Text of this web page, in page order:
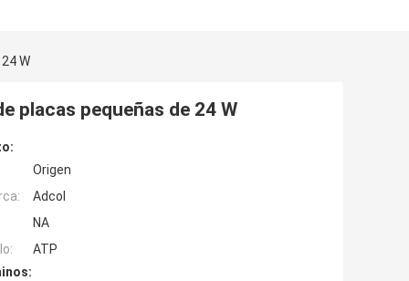
W
placas pequeñas de 24 W
Origen
Adcol
NA
ATP